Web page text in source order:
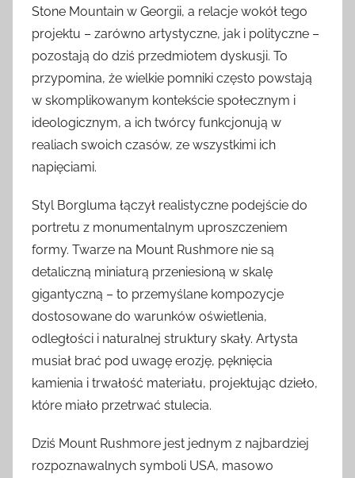
Stone Mountain w Georgii, a relacje wokół tego
projektu – zarówno artystyczne, jak i polityczne –
pozostają do dziś przedmiotem dyskusji. To
przypomina, że wielkie pomniki często powstają
w skomplikowanym kontekście społecznym i
ideologicznym, a ich twórcy funkcjonują w
realiach swoich czasów, ze wszystkimi ich
napięciami.
Styl Borgluma łączył realistyczne podejście do
portretu z monumentalnym uproszczeniem
formy. Twarze na Mount Rushmore nie są
detaliczną miniaturą przeniesioną w skalę
gigantyczną – to przemyślane kompozycje
dostosowane do warunków oświetlenia,
odległości i naturalnej struktury skały. Artysta
musiał brać pod uwagę erozję, pęknięcia
kamienia i trwałość materiału, projektując dzieło,
które miało przetrwać stulecia.
Dziś Mount Rushmore jest jednym z najbardziej
rozpoznawalnych symboli USA, masowo